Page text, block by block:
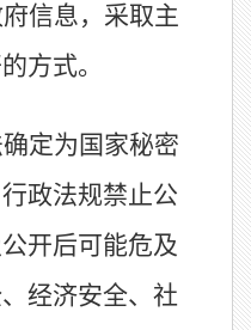
信息，采取主
方式。
定为国家秘密
政法规禁止公
开后可能危及
经济安全、社